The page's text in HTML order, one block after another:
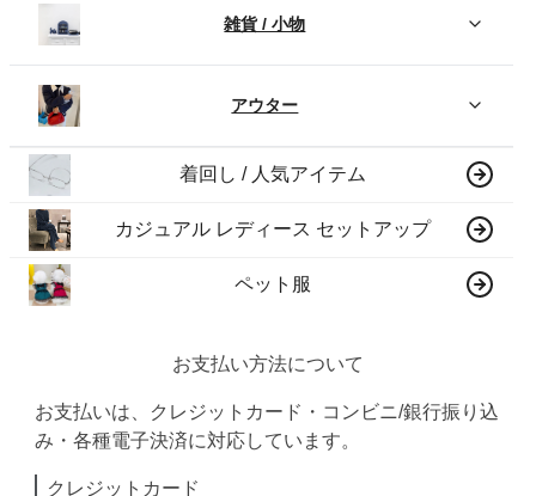
雑貨 / 小物
アウター
着回し / 人気アイテム
カジュアル レディース セットアップ
ペット服
お支払い方法について
お支払いは、クレジットカード・コンビニ/銀行振り込
み・各種電子決済に対応しています。
クレジットカード